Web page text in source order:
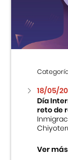
Centro
Cursos
Museo
Fondo
Teatro
18/05/
Día
reto de
Ver más